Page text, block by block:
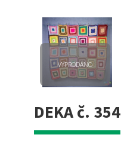
VYPRODÁNO
DEKA č. 354